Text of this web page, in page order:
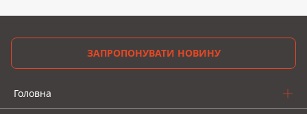
ЗАПРОПОНУВАТИ НОВИНУ
Головна